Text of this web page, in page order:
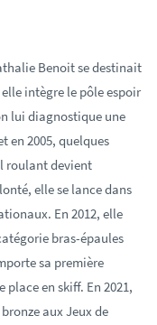
Benoit se destinait
intègre le pôle espoir
lui diagnostique une
en 2005, quelques
roulant devient
elle se lance dans
En 2012, elle
bras-épaules
sa première
en skiff. En 2021,
aux Jeux de